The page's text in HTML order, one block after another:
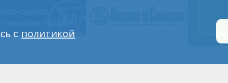
с политикой